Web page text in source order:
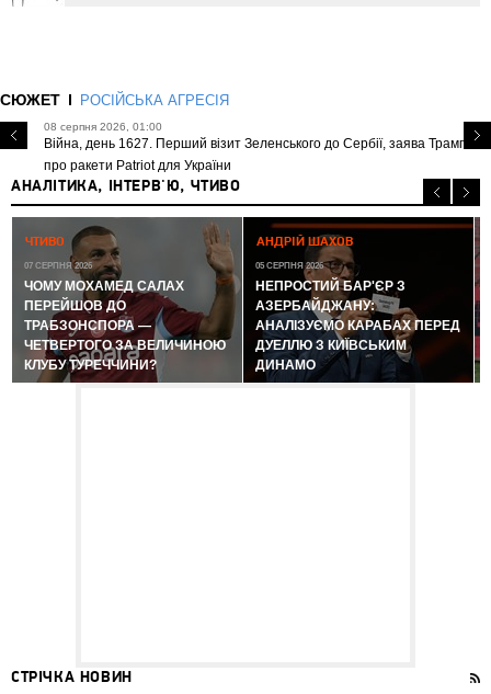
СЮЖЕТ РОСІЙСЬКА АГРЕСІЯ
08 серпня 2026, 01:00
Війна, день 1627. Перший візит Зеленського до Сербії, заява Трампа
про ракети Patriot для України
АНАЛІТИКА, ІНТЕРВ'Ю, ЧТИВО
ЧТИВО
07 СЕРПНЯ 2026
ЧОМУ МОХАМЕД САЛАХ
ПЕРЕЙШОВ ДО
ТРАБЗОНСПОРА —
ЧЕТВЕРТОГО ЗА ВЕЛИЧИНОЮ
КЛУБУ ТУРЕЧЧИНИ?
АНДРІЙ ШАХОВ
05 СЕРПНЯ 2026
НЕПРОСТИЙ БАР'ЄР З
АЗЕРБАЙДЖАНУ:
АНАЛІЗУЄМО КАРАБАХ ПЕРЕД
ДУЕЛЛЮ З КИЇВСЬКИМ
ДИНАМО
СТРІЧКА НОВИН